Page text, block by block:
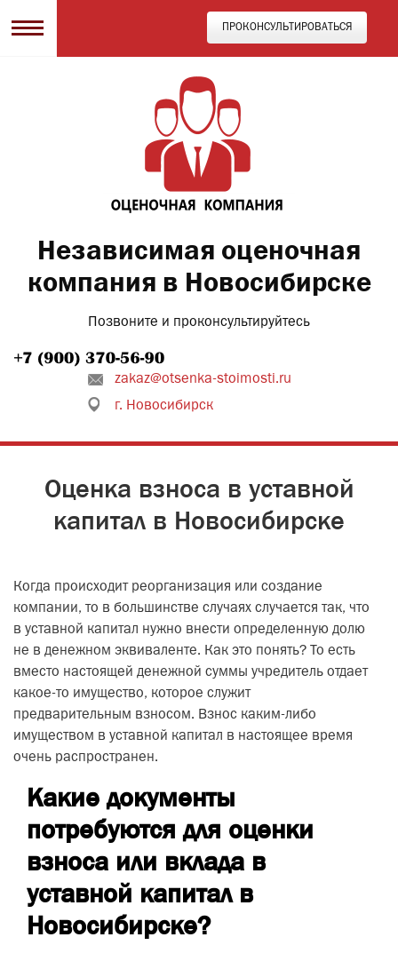
ПРОКОНСУЛЬТИРОВАТЬСЯ
Независимая оценочная
компания в Новосибирске
Позвоните и проконсультируйтесь
zakaz@otsenka-stoimosti.ru
г. Новосибирск
Оценка взноса в уставной
капитал в Новосибирске
Когда происходит реорганизация или создание
компании, то в большинстве случаях случается так, что
в уставной капитал нужно внести определенную долю
не в денежном эквиваленте. Как это понять? То есть
вместо настоящей денежной суммы учредитель отдает
какое-то имущество, которое служит
предварительным взносом. Взнос каким-либо
имуществом в уставной капитал в настоящее время
очень распространен.
Какие документы
потребуются для оценки
взноса или вклада в
уставной капитал в
Новосибирске?